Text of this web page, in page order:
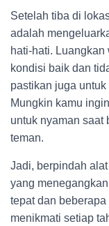
Setelah tiba di
adalah
hati-hati.
kondisi baik dan
pastikan juga
Mungkin kamu
untuk nyaman saat
teman.
Jadi, berpindah
yang
tepat dan
menikmati setiap